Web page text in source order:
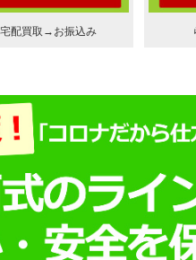
配買取→お振込み